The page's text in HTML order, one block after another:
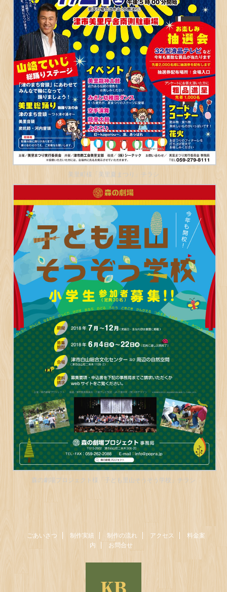
美里町様「美里夏まつり」チラシ
森の劇場プロジェクト様「子ども里山そうぞう学校」チラシ
ごあいさつ 制作実績 制作の流れ アクセス
料金案
内
お問合せ